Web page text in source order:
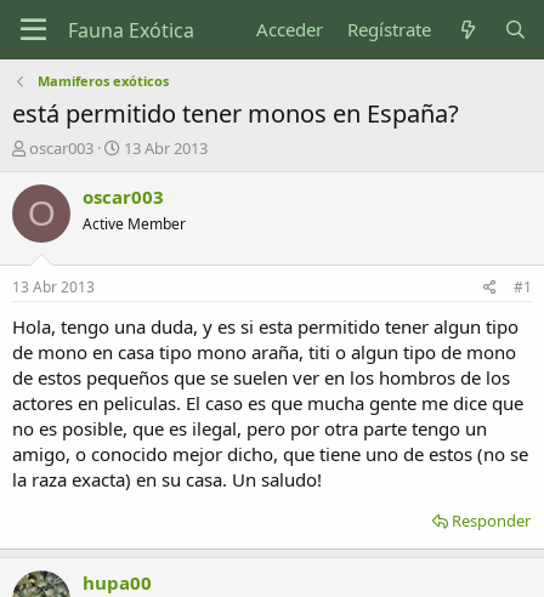
Acceder Regístrate
Mamiferos exóticos
está permitido tener monos en España?
I
i
c
i
d
o
r
e
l
t
e
m
a
oscar003
F
c
a
n
c
i
o
13 Abr 2013
O oscar003
Active Member
13 Abr 2013 #1
Hola, tengo una duda, y es si esta permitido tener algun tipo
de mono en casa tipo mono araña, titi o algun tipo de mono
de estos pequeños que se suelen ver en los hombros de los
actores en peliculas. El caso es que mucha gente me dice que
no es posible, que es ilegal, pero por otra parte tengo un
amigo, o conocido mejor dicho, que tiene uno de estos (no se
la raza exacta) en su casa. Un saludo!
Responder
hupa00